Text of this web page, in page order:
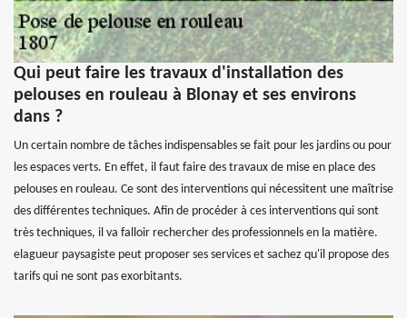
Qui peut faire les travaux d'installation des
pelouses en rouleau à Blonay et ses environs
dans ?
Un certain nombre de tâches indispensables se fait pour les jardins ou pour
les espaces verts. En effet, il faut faire des travaux de mise en place des
pelouses en rouleau. Ce sont des interventions qui nécessitent une maîtrise
des différentes techniques. Afin de procéder à ces interventions qui sont
très techniques, il va falloir rechercher des professionnels en la matière.
elagueur paysagiste peut proposer ses services et sachez qu'il propose des
tarifs qui ne sont pas exorbitants.